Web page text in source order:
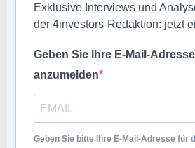
Exklusive Interviews und
der 4investors-Redaktion: jetzt
Geben Sie Ihre E-Mail-
anzumelden
Geben Sie bitte Ihre E-Mail-Adresse für